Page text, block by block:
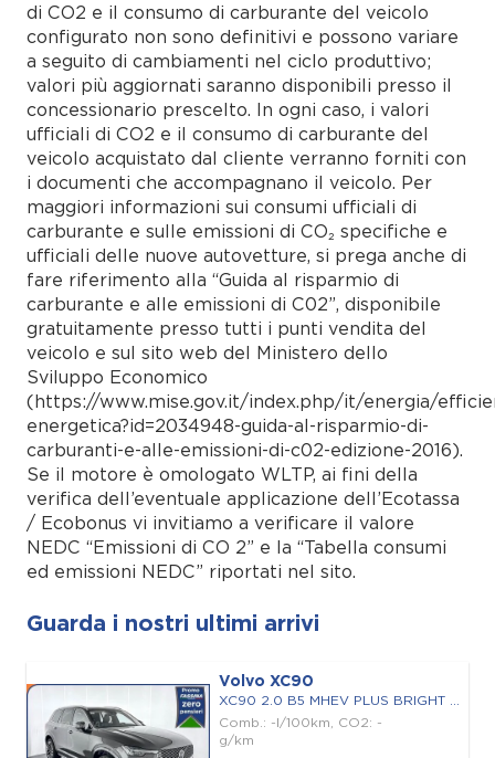
di CO2 e il consumo di carburante del veicolo
configurato non sono definitivi e possono variare
a seguito di cambiamenti nel ciclo produttivo;
valori più aggiornati saranno disponibili presso il
concessionario prescelto. In ogni caso, i valori
ufficiali di CO2 e il consumo di carburante del
veicolo acquistato dal cliente verranno forniti con
i documenti che accompagnano il veicolo. Per
maggiori informazioni sui consumi ufficiali di
carburante e sulle emissioni di CO₂ specifiche e
ufficiali delle nuove autovetture, si prega anche di
fare riferimento alla “Guida al risparmio di
carburante e alle emissioni di C02”, disponibile
gratuitamente presso tutti i punti vendita del
veicolo e sul sito web del Ministero dello
Sviluppo Economico
(https://www.mise.gov.it/index.php/it/energia/
energetica?id=2034948-guida-al-risparmio-di-
carburanti-e-alle-emissioni-di-c02-edizione-2016).
Se il motore è omologato WLTP, ai fini della
verifica dell’eventuale applicazione dell’Ecotassa
/ Ecobonus vi invitiamo a verificare il valore
NEDC “Emissioni di CO 2” e la “Tabella consumi
ed emissioni NEDC” riportati nel sito.
Guarda i nostri ultimi arrivi
Volvo XC90
XC90 2.0 B5 MHEV PLUS BRIGHT AWD 7P.TI AUTO
Comb.: -l/100km, CO2: -
g/km